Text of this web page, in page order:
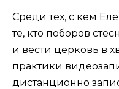
Среди тех, с кем
те, кто поборов
и вести церковь в
практики
дистанционно